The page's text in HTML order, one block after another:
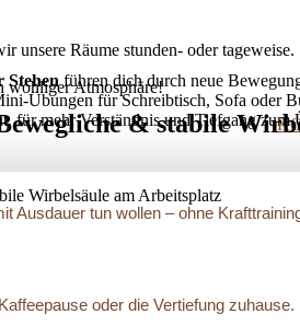
unsere Räume stunden- oder tageweise.
wohliger Atmosphäre!
& stabile
Wirbelsäule am Arbeitsplatz
Stehenführen dich durch neue
Übungen für Schreibtisch, Sofa oder
für mehr Verständnis und Tiefgang zum
Ausdauer tun wollen – ohne
oder die Vertiefung zuhause.